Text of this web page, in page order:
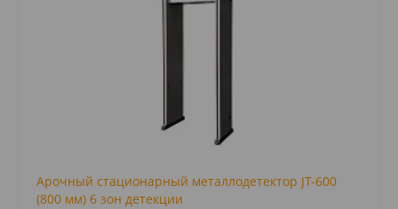
Арочный стационарный металлодетектор JT-600
(800 мм) 6 зон детекции